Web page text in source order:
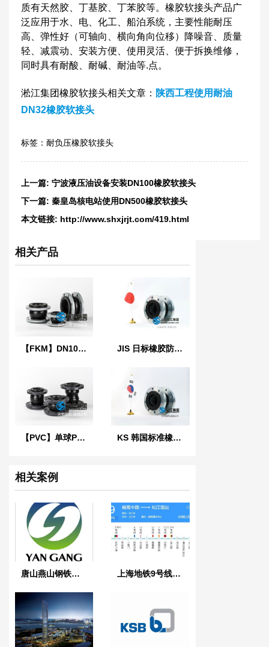
质有天然胶、丁基胶、丁苯胶等。橡胶软接头产品广
泛应用于水、电、化工、船泊系统，主要性能耐压
高、弹性好（可轴向、横向角向位移）降噪音、质量
轻、减震动、安装方便、使用灵活、便于拆换维修，
同时具有耐酸、耐碱、耐油等.点。
淞江集团橡胶软接头相关文章： 陕西工程使用耐油
DN32橡胶软接头
标签： 耐负压橡胶软接头
上一篇: 宁波液压油设备安装DN100橡胶软接头
下一篇: 秦皇岛核电站使用DN500橡胶软接头
本文链接: http://www.shxjrjt.com/419.html
相关产品
【FKM】DN100氟橡胶挠性接管 JIS 日标橡胶防震接头
【PVC】单球PVC法兰橡胶接头 KS 韩国标准橡胶防震接头
相关案例
唐山燕山钢铁橡胶软接头项目案例 上海地铁9号线【吊式弹簧减震器】